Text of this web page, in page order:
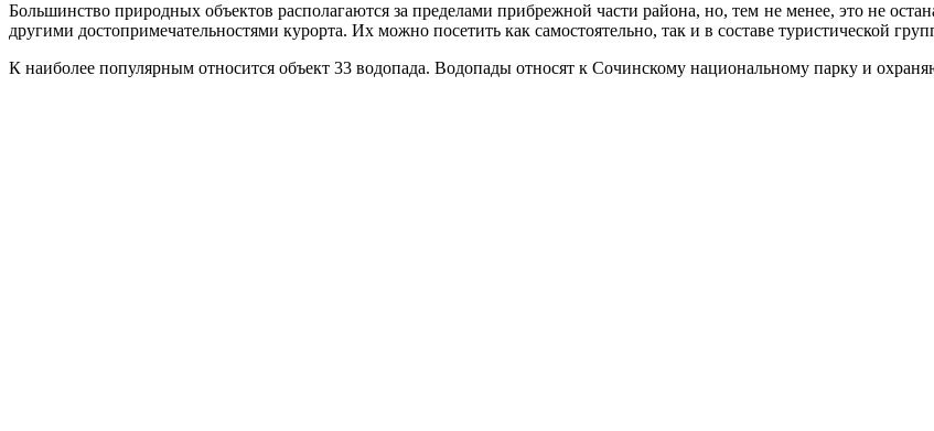
Большинство природных объектов располагаются за пределами прибрежной части района, но, тем не менее, это не
другими достопримечательностями курорта. Их можно посетить как самостоятельно, так и в составе туристической
К наиболее популярным относится объект 33 водопада. Водопады относят к Сочинскому национальному парку и